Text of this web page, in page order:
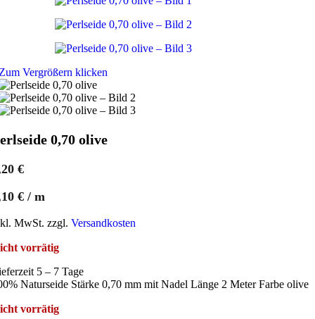
Vergrößern klicken
0,70 olive
€
€ / m
MwSt. zzgl. Versandkosten
vorrätig
5 – 7 Tage
Naturseide Stärke 0,70 mm mit Nadel Länge 2 Meter Farbe olive
vorrätig